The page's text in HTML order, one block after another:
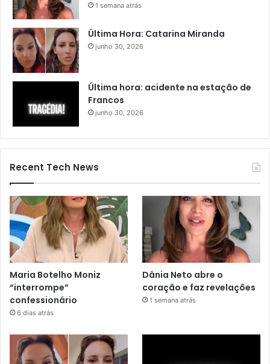
1 semana atrás
Última Hora: Catarina Miranda
junho 30, 2026
Última hora: acidente na estação de
Francos
junho 30, 2026
Recent Tech News
Maria Botelho Moniz
“interrompe”
confessionário
6 dias atrás
Dânia Neto abre o
coração e faz revelações
1 semana atrás